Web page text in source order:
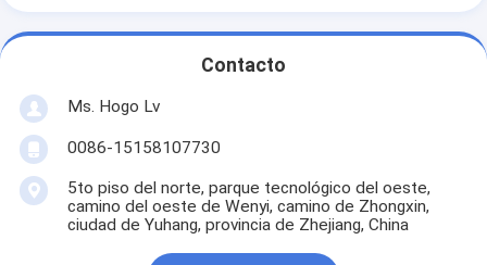
Contacto
Ms. Hogo Lv
0086-15158107730
5to piso del norte, parque tecnológico del oeste,
camino del oeste de Wenyi, camino de Zhongxin,
ciudad de Yuhang, provincia de Zhejiang, China